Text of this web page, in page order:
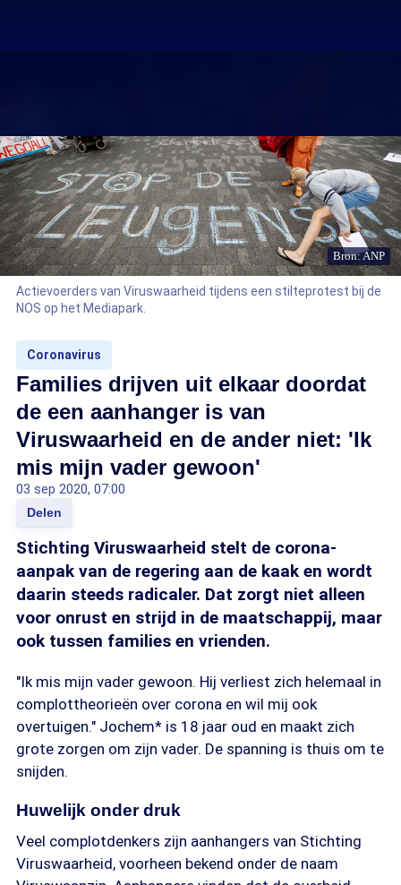
Bron: ANP
Actievoerders van Viruswaarheid tijdens een stilteprotest bij de
NOS op het Mediapark.
Coronavirus
Families drijven uit elkaar doordat
de een aanhanger is van
Viruswaarheid en de ander niet: 'Ik
mis mijn vader gewoon'
03 sep 2020, 07:00
Delen
Stichting Viruswaarheid stelt de corona-
aanpak van de regering aan de kaak en wordt
daarin steeds radicaler. Dat zorgt niet alleen
voor onrust en strijd in de maatschappij, maar
ook tussen families en vrienden.
"Ik mis mijn vader gewoon. Hij verliest zich helemaal in
complottheorieën over corona en wil mij ook
overtuigen." Jochem* is 18 jaar oud en maakt zich
grote zorgen om zijn vader. De spanning is thuis om te
snijden.
Huwelijk onder druk
Veel complotdenkers zijn aanhangers van Stichting
Viruswaarheid, voorheen bekend onder de naam